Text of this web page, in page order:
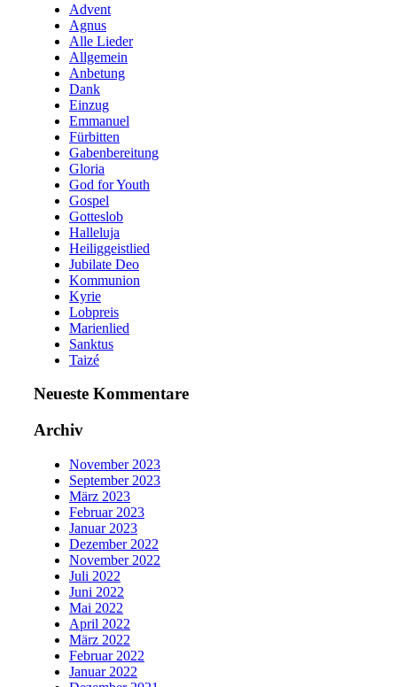
Advent
Agnus
Alle Lieder
Allgemein
Anbetung
Dank
Einzug
Emmanuel
Fürbitten
Gabenbereitung
Gloria
God for Youth
Gospel
Gotteslob
Halleluja
Heiliggeistlied
Jubilate Deo
Kommunion
Kyrie
Lobpreis
Marienlied
Sanktus
Taizé
Neueste Kommentare
Archiv
November 2023
September 2023
März 2023
Februar 2023
Januar 2023
Dezember 2022
November 2022
Juli 2022
Juni 2022
Mai 2022
April 2022
März 2022
Februar 2022
Januar 2022